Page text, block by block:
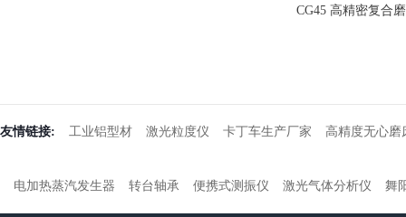
CG45 高精密复合
友情链接: 工业铝型材 激光粒度仪 卡丁车生产厂家 高精度无心磨
电加热蒸汽发生器 转台轴承 便携式测振仪 激光气体分析仪 舞